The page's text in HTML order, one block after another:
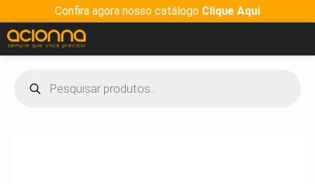
Confira agora nosso catálogo Clique Aqui